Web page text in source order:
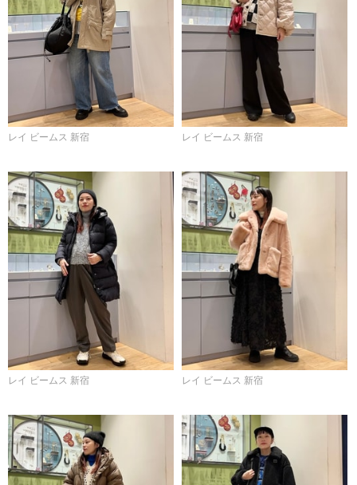
レイ ビームス 新宿 レイ ビームス 新宿
レイ ビームス 新宿 レイ ビームス 新宿